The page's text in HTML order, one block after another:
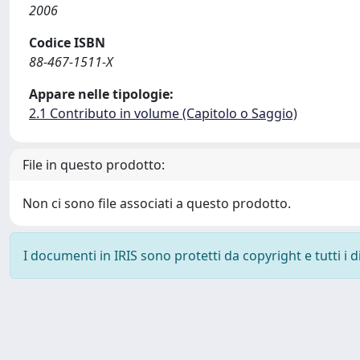
2006
Codice ISBN
88-467-1511-X
Appare nelle tipologie:
2.1 Contributo in volume (Capitolo o Saggio)
File in questo prodotto:
Non ci sono file associati a questo prodotto.
I documenti in IRIS sono protetti da copyright e tutti i